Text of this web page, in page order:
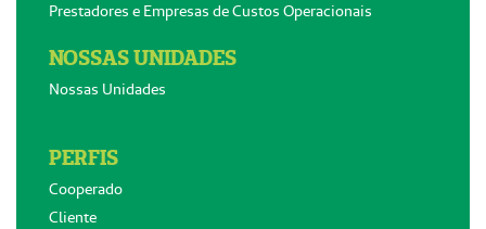
Prestadores e Empresas de Custos Operacionais
NOSSAS UNIDADES
Nossas Unidades
PERFIS
Cooperado
Cliente